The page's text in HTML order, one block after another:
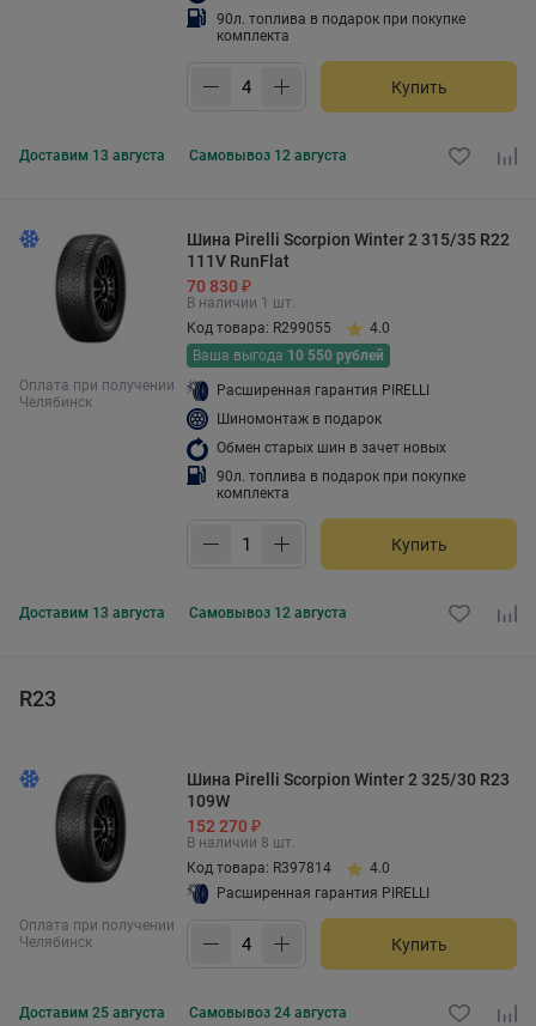
90л. топлива в подарок при покупке
комплекта
Купить
Доставим 13 августа Самовывоз 12 августа
Оплата при получении
Челябинск
Шина Pirelli Scorpion Winter 2 315/35 R22
111V RunFlat
70 830 ₽
В наличии 1 шт.
Код товара: R299055
4.0
Ваша выгода 10 550 рублей
Расширенная гарантия PIRELLI
Шиномонтаж в подарок
Обмен старых шин в зачет новых
90л. топлива в подарок при покупке
комплекта
Купить
Доставим 13 августа Самовывоз 12 августа
R23
Оплата при получении
Челябинск
Шина Pirelli Scorpion Winter 2 325/30 R23
109W
152 270 ₽
В наличии 8 шт.
Код товара: R397814
4.0
Расширенная гарантия PIRELLI
Купить
Доставим 25 августа Самовывоз 24 августа